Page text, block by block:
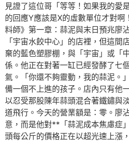
見證了這位哥「等等！如果我的愛
的回應Y應該是X的虛數單位才對啊
料師》第一章：蒜泥與末日預兆廖
「宇宙水餃中心」的店裡，但這間
棄的藍色塑膠棚，與「宇宙」或「
係。他正在對著一缸已經發酵了七
氣。「你還不夠靈動，我的蒜泥。
備一個不上進的孩子。店內只有他
以忍受那股陳年蒜頭混合著鐵鏽與
道飛行。今天的營業額是：零。廖
意，而是他對**「蒜泥成本焦慮症
頭每公斤的價格正在以超光速上漲